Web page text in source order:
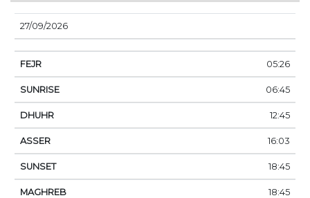
27/09/2026
05:26
06:45
12:45
16:03
18:45
18:45